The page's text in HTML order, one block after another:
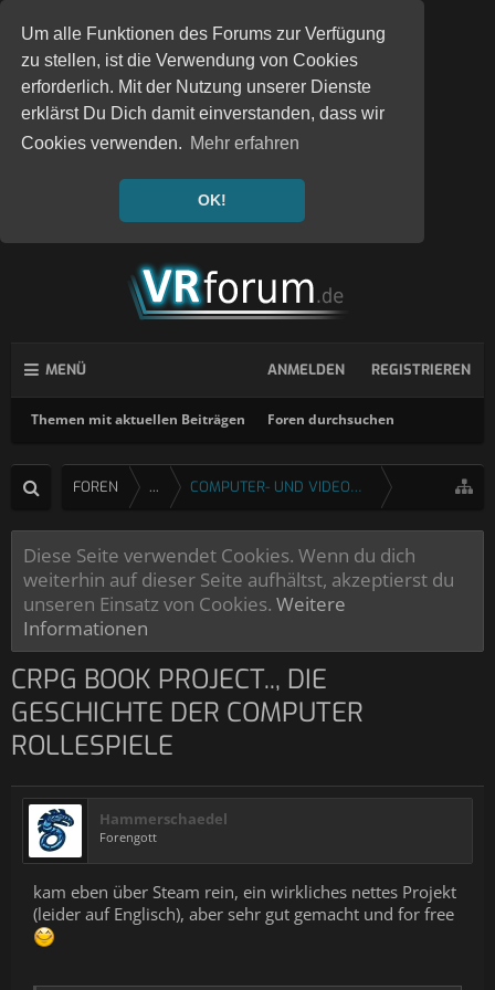
Um alle Funktionen des Forums zur Verfügung
zu stellen, ist die Verwendung von Cookies
erforderlich. Mit der Nutzung unserer Dienste
erklärst Du Dich damit einverstanden, dass wir
Cookies verwenden. Mehr erfahren
OK!
MENÜ
Themen mit aktuellen Beiträgen Foren durchsuchen
ANMELDEN REGISTRIEREN
FOREN ... COMPUTER- UND VIDEOSPIELE
Diese Seite verwendet Cookies. Wenn du dich
weiterhin auf dieser Seite aufhältst, akzeptierst du
unseren Einsatz von Cookies. Weitere
Informationen
CRPG BOOK PROJECT.., DIE
GESCHICHTE DER COMPUTER
ROLLESPIELE
Hammerschaedel
Forengott
kam eben über Steam rein, ein wirkliches nettes Projekt
(leider auf Englisch), aber sehr gut gemacht und for free